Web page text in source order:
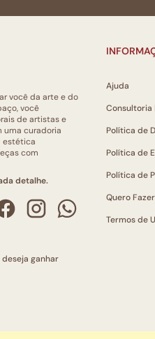
você da arte e do
você
de artistas e
uma curadoria
estética
com
detalhe.
ganhar
Ajuda
Consultoria
Política de
Política de
Política de
Quero
Termos de